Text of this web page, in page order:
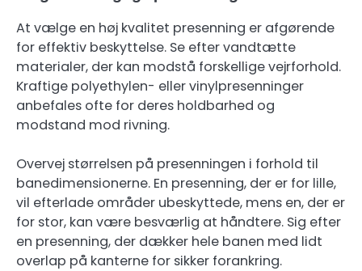
At vælge en høj kvalitet presenning er afgørende
for effektiv beskyttelse. Se efter vandtætte
materialer, der kan modstå forskellige vejrforhold.
Kraftige polyethylen- eller vinylpresenninger
anbefales ofte for deres holdbarhed og
modstand mod rivning.
Overvej størrelsen på presenningen i forhold til
banedimensionerne. En presenning, der er for lille,
vil efterlade områder ubeskyttede, mens en, der er
for stor, kan være besværlig at håndtere. Sig efter
en presenning, der dækker hele banen med lidt
overlap på kanterne for sikker forankring.